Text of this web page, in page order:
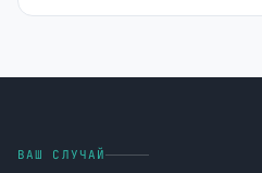
ВАШ СЛУЧАЙ